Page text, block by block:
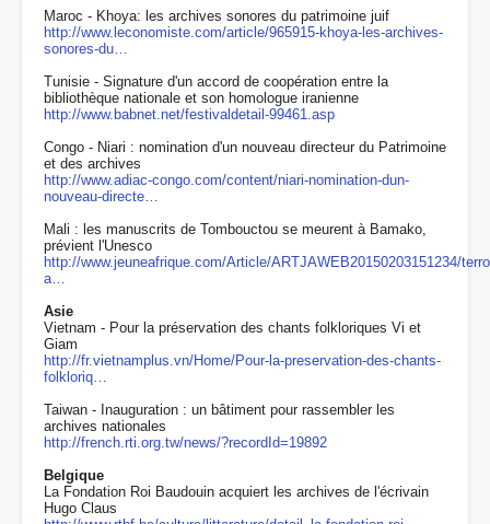
Maroc - Khoya: les archives sonores du patrimoine juif
http://www.leconomiste.com/article/965915-khoya-les-archives-
sonores-du…
Tunisie - Signature d'un accord de coopération entre la
bibliothèque nationale et son homologue iranienne
http://www.babnet.net/festivaldetail-99461.asp
Congo - Niari : nomination d'un nouveau directeur du Patrimoine
et des archives
http://www.adiac-congo.com/content/niari-nomination-dun-
nouveau-directe…
Mali : les manuscrits de Tombouctou se meurent à Bamako,
prévient l'Unesco
http://www.jeuneafrique.com/Article/ARTJAWEB20150203151234/
a…
Asie
Vietnam - Pour la préservation des chants folkloriques Vi et
Giam
http://fr.vietnamplus.vn/Home/Pour-la-preservation-des-chants-
folkloriq…
Taiwan - Inauguration : un bâtiment pour rassembler les
archives nationales
http://french.rti.org.tw/news/?recordId=19892
Belgique
La Fondation Roi Baudouin acquiert les archives de l'écrivain
Hugo Claus